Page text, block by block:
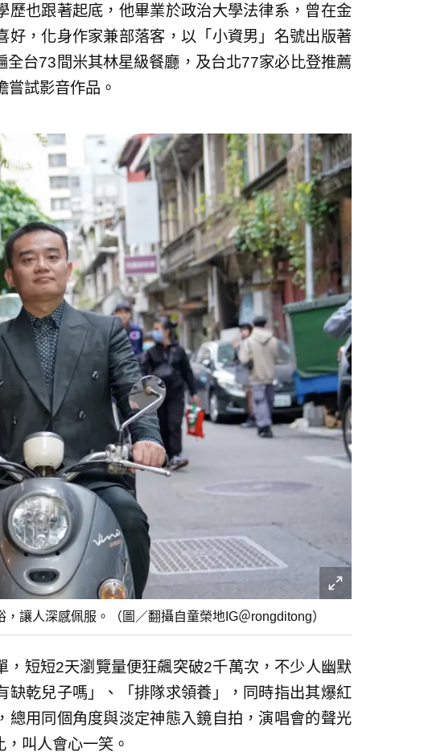
歷也跟著起底，他畢業於政治大學法律系，曾在金
好，化身作家兼部落客，以「小資男」名號出版著
台73間米其林星級餐廳，及台北77家必比登推薦
嘗試影音作品。
讓人深感佩服。（圖／翻攝自童榮地IG＠rongditong）
，短短2天瀏覽量便狂飆突破2千萬次，不少人幽默
缺乾兒子嗎」、「排隊求領養」，同時指出其爆紅
總用同個角度與淡定神態入鏡自拍，演唱會的聲光
叫人會心一笑。